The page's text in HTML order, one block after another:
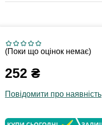
(Поки що оцінок немає)
252 ₴
Повідомити про наявність